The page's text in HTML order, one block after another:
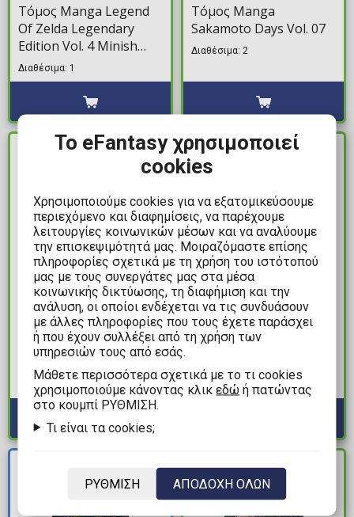
Τόμος Manga Legend
Of Zelda Legendary
Edition Vol. 4 Minish
Cap and the Phantom
Hourglass
Διαθέσιμα: 1
Τόμος Manga
Sakamoto Days Vol. 07
Διαθέσιμα: 2
ΔΙΑΘΕΣΙΜΟ
13,99€
Τόμος Manga Elden
Ring: The Road To The
Erdtree Vol. 05
Διαθέσιμα: 2
ΔΙΑΘΕΣΙΜΟ
10,99€
Τόμος Manga My Hero
Academia Vol. 06
Διαθέσιμα: 1
ΑΦΙΞΗ
ΔΙΑΘΕΣΙΜΟ
Το eFantasy χρησιμοποιεί
cookies
Χρησιμοποιούμε cookies για να εξατομικεύσουμε
περιεχόμενο και διαφημίσεις, να παρέχουμε
λειτουργίες κοινωνικών μέσων και να αναλύουμε
την επισκεψιμότητά μας. Μοιραζόμαστε επίσης
πληροφορίες σχετικά με τη χρήση του ιστότοπού
μας με τους συνεργάτες μας στα μέσα
κοινωνικής δικτύωσης, τη διαφήμιση και την
ανάλυση, οι οποίοι ενδέχεται να τις συνδυάσουν
με άλλες πληροφορίες που τους έχετε παράσχει
ή που έχουν συλλέξει από τη χρήση των
υπηρεσιών τους από εσάς.
Mάθετε περισσότερα σχετικά με το τι cookies
χρησιμοποιούμε κάνοντας κλικεδώ ή πατώντας
στο κουμπί ΡΥΘΜΙΣΗ.
Τι είναι τα cookies;
ΡΥΘΜΙΣΗ ΑΠΟΔΟΧΗ ΟΛΩΝ